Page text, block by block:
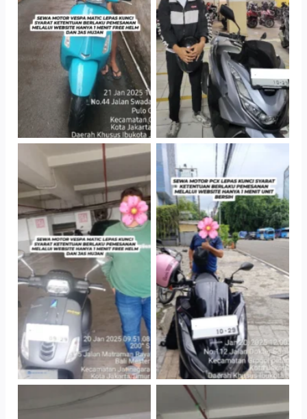
TNo Caption TNo Caption
TNo Caption TNo Caption